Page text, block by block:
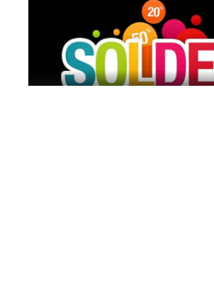
3 idées pour bien profiter des